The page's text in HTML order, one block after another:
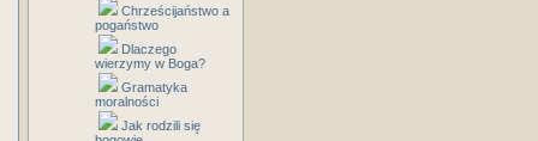
Chrześcijaństwo a
pogaństwo
Dlaczego
wierzymy w Boga?
Gramatyka
moralności
Jak rodzili się